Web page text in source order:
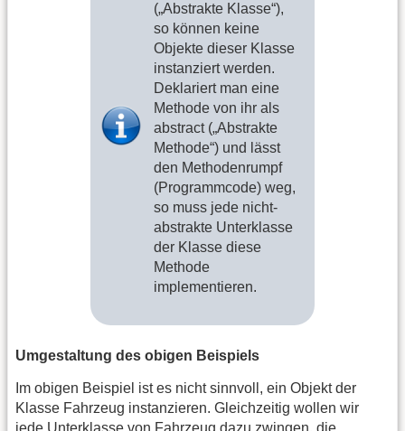
(„Abstrakte Klasse“),
so können keine
Objekte dieser Klasse
instanziert werden.
Deklariert man eine
Methode von ihr als
abstract („Abstrakte
Methode“) und lässt
den Methodenrumpf
(Programmcode) weg,
so muss jede nicht-
abstrakte Unterklasse
der Klasse diese
Methode
implementieren.
Umgestaltung des obigen Beispiels
Im obigen Beispiel ist es nicht sinnvoll, ein Objekt der
Klasse Fahrzeug instanzieren. Gleichzeitig wollen wir
jede Unterklasse von Fahrzeug dazu zwingen, die